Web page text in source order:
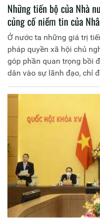
Những tiến bộ của Nhà
củng cố niềm tin của
Ở nước ta những giá trị
pháp quyền xã hội chủ
góp phần quan trọng bồi
dân vào sự lãnh đạo, chỉ
nước và tương lai tươi